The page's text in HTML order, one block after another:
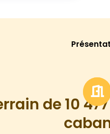
de 10